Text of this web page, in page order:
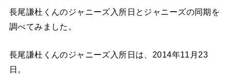
長尾謙杜くんのジャニーズ入所日とジャニーズの同期を
調べてみました。
長尾謙杜くんのジャニーズ入所日は、2014年11月23
日。